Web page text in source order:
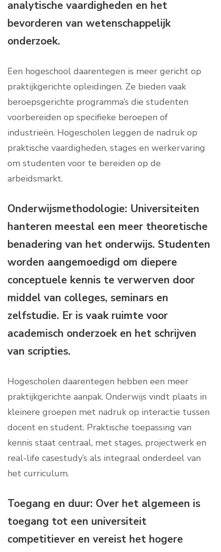
analytische vaardigheden en het
bevorderen van wetenschappelijk
onderzoek.
Een hogeschool daarentegen is meer gericht op
praktijkgerichte opleidingen. Ze bieden vaak
beroepsgerichte programma’s die studenten
voorbereiden op specifieke beroepen of
industrieën. Hogescholen leggen de nadruk op
praktische vaardigheden, stages en werkervaring
om studenten voor te bereiden op de
arbeidsmarkt.
Onderwijsmethodologie: Universiteiten
hanteren meestal een meer theoretische
benadering van het onderwijs. Studenten
worden aangemoedigd om diepere
conceptuele kennis te verwerven door
middel van colleges, seminars en
zelfstudie. Er is vaak ruimte voor
academisch onderzoek en het schrijven
van scripties.
Hogescholen daarentegen hebben een meer
praktijkgerichte aanpak. Onderwijs vindt plaats in
kleinere groepen met nadruk op interactie tussen
docent en student. Praktische toepassing van
kennis staat centraal, met stages, projectwerk en
real-life casestudy’s als integraal onderdeel van
het curriculum.
Toegang en duur: Over het algemeen is
toegang tot een universiteit
competitiever en vereist het hogere